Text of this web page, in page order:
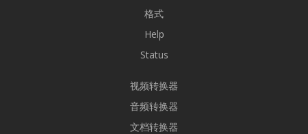
格式
Help
Status
视频转换器
音频转换器
文档转换器